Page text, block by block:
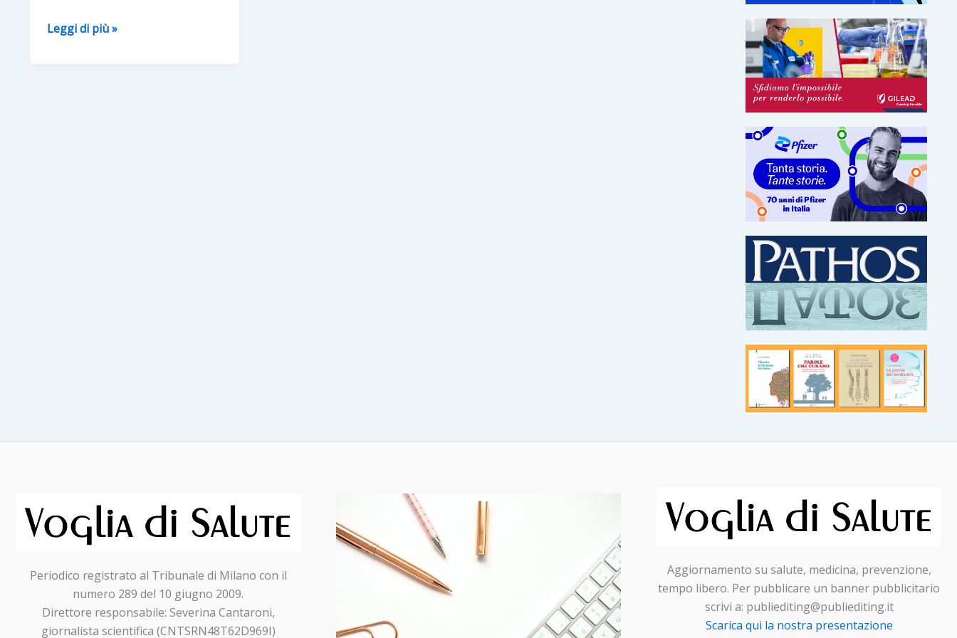
Appuntamento
Leggi di più »
Periodico registrato al Tribunale di Milano con il
numero 289 del 10 giugno 2009.
Direttore responsabile: Severina Cantaroni,
giornalista scientifica (CNTSRN48T62D969I)
Aggiornamento su salute, medicina, prevenzione,
tempo libero. Per pubblicare un banner pubblicitario
scrivi a: publiediting@publiediting.it
Scarica qui la nostra presentazione